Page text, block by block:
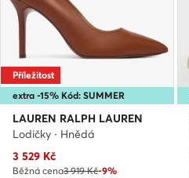
extra -15% Kód: SUMMER
Příležitost
LAUREN RALPH LAUREN
Lodičky · Hnědá
Aktuální cena
3 529 Kč
Běžná cena3 919 Kč-9%